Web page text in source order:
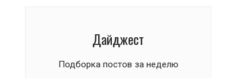
Дайджест
Подборка постов за неделю